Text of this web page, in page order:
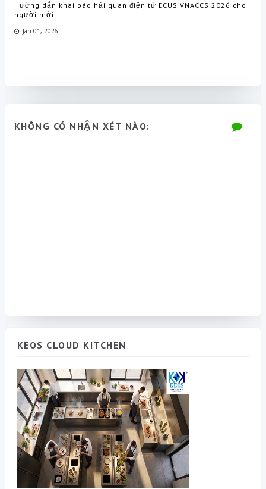
Hướng dẫn khai báo hải quan điện tử ECUS VNACCS 2026 cho
người mới
Jan 01, 2026
KHÔNG CÓ NHẬN XÉT NÀO:
KEOS CLOUD KITCHEN